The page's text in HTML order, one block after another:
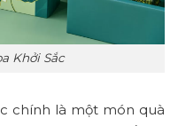
Khởi Sắc
chính là một món quà